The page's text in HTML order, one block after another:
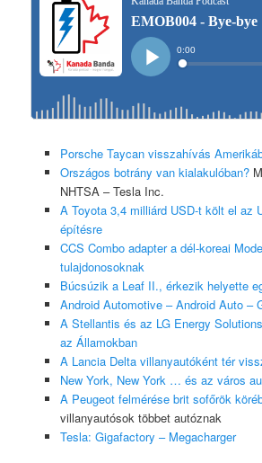
Porsche Taycan visszahívás
Országos botrány van kialakulóban?
NHTSA – Tesla Inc.
A Toyota 3,4 milliárd USD-t költ el az
építésre
CCS Combo adapter a dél-koreai
tulajdonosoknak
Búcsúzik a Leaf II., érkezik helyette
Android Automotive – Android Auto –
A Stellantis és az LG Energy
az Államokban
A Lancia Delta villanyautóként tér
New York, New York … és az város
A Peugeot felmérése brit sofőrök
villanyautósok többet autóznak
Tesla: Gigafactory – Megacharger